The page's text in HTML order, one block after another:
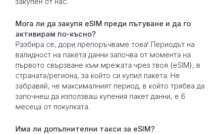
Мога ли да закупя eSIM преди пътуване и да го
активирам по-късно?
Разбира се, дори препоръчваме това! Периодът на
валидност на пакета данни започва от момента на
първото свързване към мрежата чрез твоя {eSIM}, в
страната/региона, за който си купил пакета. Не
забравяй, че максималният период, в който трябва да
започнеш да използваш купения пакет данни, е 6
месеца от покупката.
Има ли допълнителни такси за eSIM?